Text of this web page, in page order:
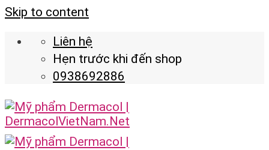
Skip to content
Liên hệ
Hẹn trước khi đến shop
0938692886